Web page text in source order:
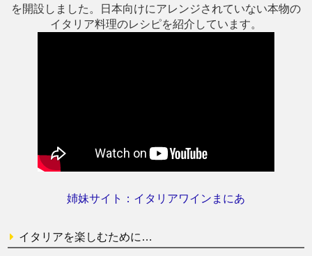
を開設しました。日本向けにアレンジされていない本物の
イタリア料理のレシピを紹介しています。
姉妹サイト：イタリアワインまにあ
イタリアを楽しむために…